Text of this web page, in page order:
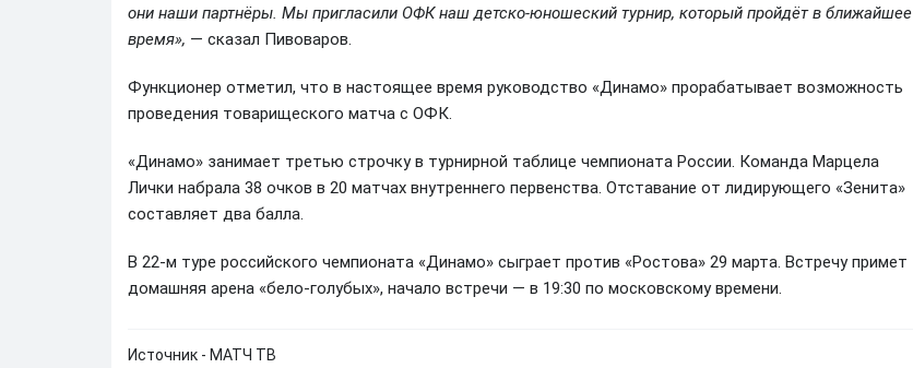
они наши партнёры. Мы пригласили ОФК наш детско‑юношеский турнир, который пройдёт в ближайшее
время», — сказал Пивоваров.
Функционер отметил, что в настоящее время руководство «Динамо» прорабатывает возможность
проведения товарищеского матча с ОФК.
«Динамо» занимает третью строчку в турнирной таблице чемпионата России. Команда Марцела
Лички набрала 38 очков в 20 матчах внутреннего первенства. Отставание от лидирующего «Зенита»
составляет два балла.
В 22-м туре российского чемпионата «Динамо» сыграет против «Ростова» 29 марта. Встречу примет
домашняя арена «бело-голубых», начало встречи — в 19:30 по московскому времени.
Источник - МАТЧ ТВ